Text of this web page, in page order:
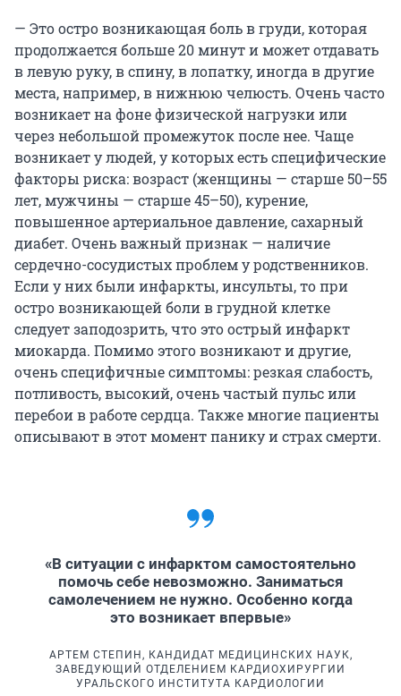
— Это остро возникающая боль в груди, которая
продолжается больше 20 минут и может отдавать
в левую руку, в спину, в лопатку, иногда в другие
места, например, в нижнюю челюсть. Очень часто
возникает на фоне физической нагрузки или
через небольшой промежуток после нее. Чаще
возникает у людей, у которых есть специфические
факторы риска: возраст (женщины — старше 50–55
лет, мужчины — старше 45–50), курение,
повышенное артериальное давление, сахарный
диабет. Очень важный признак — наличие
сердечно-сосудистых проблем у родственников.
Если у них были инфаркты, инсульты, то при
остро возникающей боли в грудной клетке
следует заподозрить, что это острый инфаркт
миокарда. Помимо этого возникают и другие,
очень специфичные симптомы: резкая слабость,
потливость, высокий, очень частый пульс или
перебои в работе сердца. Также многие пациенты
описывают в этот момент панику и страх смерти.
«В ситуации с инфарктом самостоятельно
помочь себе невозможно. Заниматься
самолечением не нужно. Особенно когда
это возникает впервые»
АРТЕМ СТЕПИН, КАНДИДАТ МЕДИЦИНСКИХ НАУК,
ЗАВЕДУЮЩИЙ ОТДЕЛЕНИЕМ КАРДИОХИРУРГИИ
УРАЛЬСКОГО ИНСТИТУТА КАРДИОЛОГИИ